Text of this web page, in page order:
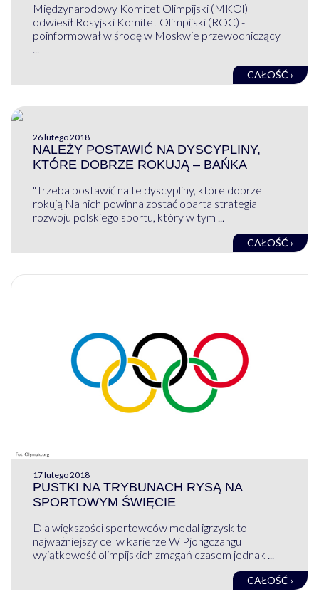
Międzynarodowy Komitet Olimpijski (MKOl)
odwiesił Rosyjski Komitet Olimpijski (ROC) -
poinformował w środę w Moskwie przewodniczący
CAŁOŚĆ ›
26 lutego 2018
NALEŻY POSTAWIĆ NA DYSCYPLINY,
KTÓRE DOBRZE ROKUJĄ – BAŃKA
"Trzeba postawić na te dyscypliny, które dobrze
rokują Na nich powinna zostać oparta strategia
rozwoju polskiego sportu, który w tym ...
CAŁOŚĆ ›
17 lutego 2018
PUSTKI NA TRYBUNACH RYSĄ NA
SPORTOWYM ŚWIĘCIE
Dla większości sportowców medal igrzysk to
najważniejszy cel w karierze W Pjongczangu
wyjątkowość olimpijskich zmagań czasem jednak ...
CAŁOŚĆ ›